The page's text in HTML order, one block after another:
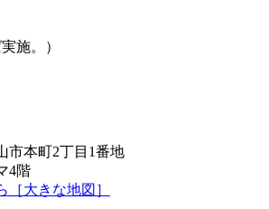
施。）
市本町2丁目1番地
4階
［大きな地図］